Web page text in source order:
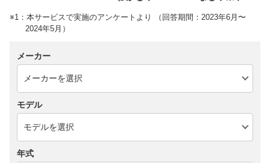
※1：本サービスで実施のアンケートより （回答期間：2023年6月〜
2024年5月）
メーカー
モデル
年式